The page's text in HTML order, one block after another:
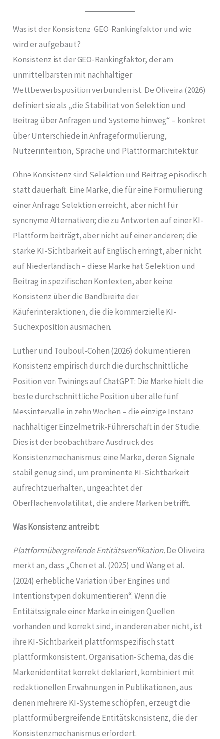
Was ist der Konsistenz-GEO-Rankingfaktor und wie
wird er aufgebaut?
Konsistenz ist der GEO-Rankingfaktor, der am
unmittelbarsten mit nachhaltiger
Wettbewerbsposition verbunden ist. De Oliveira (2026)
definiert sie als „die Stabilität von Selektion und
Beitrag über Anfragen und Systeme hinweg“ – konkret
über Unterschiede in Anfrageformulierung,
Nutzerintention, Sprache und Plattformarchitektur.
Ohne Konsistenz sind Selektion und Beitrag episodisch
statt dauerhaft. Eine Marke, die für eine Formulierung
einer Anfrage Selektion erreicht, aber nicht für
synonyme Alternativen; die zu Antworten auf einer KI-
Plattform beiträgt, aber nicht auf einer anderen; die
starke KI-Sichtbarkeit auf Englisch erringt, aber nicht
auf Niederländisch – diese Marke hat Selektion und
Beitrag in spezifischen Kontexten, aber keine
Konsistenz über die Bandbreite der
Käuferinteraktionen, die die kommerzielle KI-
Suchexposition ausmachen.
Luther und Touboul-Cohen (2026) dokumentieren
Konsistenz empirisch durch die durchschnittliche
Position von Twinings auf ChatGPT: Die Marke hielt die
beste durchschnittliche Position über alle fünf
Messintervalle in zehn Wochen – die einzige Instanz
nachhaltiger Einzelmetrik-Führerschaft in der Studie.
Dies ist der beobachtbare Ausdruck des
Konsistenzmechanismus: eine Marke, deren Signale
stabil genug sind, um prominente KI-Sichtbarkeit
aufrechtzuerhalten, ungeachtet der
Oberflächenvolatilität, die andere Marken betrifft.
Was Konsistenz antreibt:
Plattformübergreifende Entitätsverifikation.De Oliveira
merkt an, dass „Chen et al. (2025) und Wang et al.
(2024) erhebliche Variation über Engines und
Intentionstypen dokumentieren“. Wenn die
Entitätssignale einer Marke in einigen Quellen
vorhanden und korrekt sind, in anderen aber nicht, ist
ihre KI-Sichtbarkeit plattformspezifisch statt
plattformkonsistent. Organisation-Schema, das die
Markenidentität korrekt deklariert, kombiniert mit
redaktionellen Erwähnungen in Publikationen, aus
denen mehrere KI-Systeme schöpfen, erzeugt die
plattformübergreifende Entitätskonsistenz, die der
Konsistenzmechanismus erfordert.